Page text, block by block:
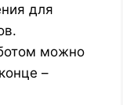
для
можно
–